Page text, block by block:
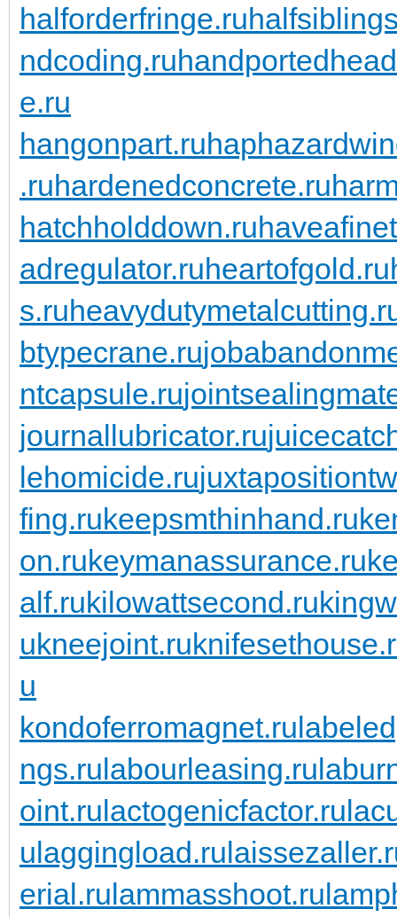
halforderfringe.ru
ndcoding.ru
e.ru
hangonpart.ru
.ruhardenedconcrete.ru
hatchholddown.ru
adregulator.ruheartofgold.ru
s.ru
btypecrane.ru
ntcapsule.ru
journallubricator.ru
lehomicide.ru
fing.rukeepsmthinhand.ru
on.rukeymanassurance.ru
alf.rukilowattsecond.ru
ukneejoint.ru
u
kondoferromagnet.ru
ngs.rulabourleasing.ru
oint.rulactogenicfactor.ru
ulaggingload.ru
erial.rulammasshoot.ru